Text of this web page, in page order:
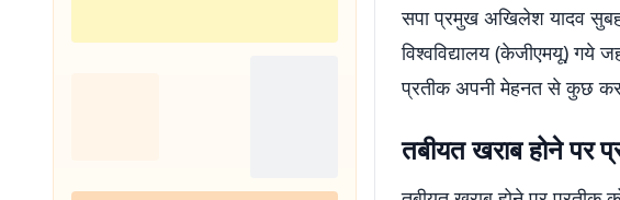
सपा प्रमुख अखिलेश यादव
विश्वविद्यालय (केजीएमयू) गये
प्रतीक अपनी मेहनत से कुछ
तबीयत खराब होने पर